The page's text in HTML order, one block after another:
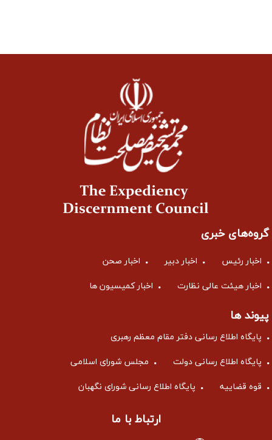
گروه‌های خبری
اخبار رئیس اخبار دبیر اخبار صحن
اخبار هیئت عالی نظارت اخبار کمیسیون ها
پیوند ها
پایگاه اطلاع رسانی دفتر مقام معظم رهبری
پایگاه اطلاع رسانی دولت مجلس شورای اسلامی
قوه قضاییه پایگاه اطلاع رسانی شورای نگهبان
ارتباط با ما